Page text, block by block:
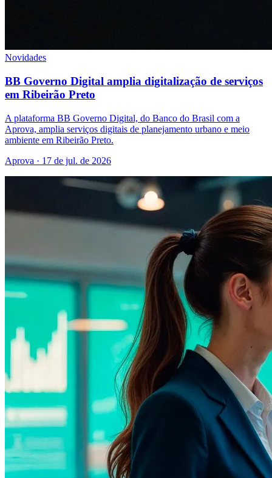
Novidades
BB Governo Digital amplia digitalização de serviços
em Ribeirão Preto
A plataforma BB Governo Digital, do Banco do Brasil com a
Aprova, amplia serviços digitais de planejamento urbano e meio
ambiente em Ribeirão Preto.
Aprova · 17 de jul. de 2026